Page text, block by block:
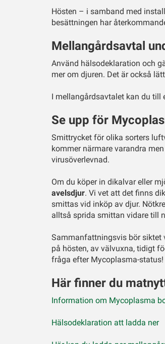
Hösten – i samband med
besättningen har
Mellangårdsavtal
Använd hälsodeklaration och
mer om djuren. Det är också
I mellangårdsavtalet kan du till
Se upp för
Smittrycket för olika sorters
kommer närmare varandra
virusöverlevnad.
Om du köper in dikalvar eller
avelsdjur. Vi vet att det finns
smittas vid inköp av djur.
alltså sprida smittan vidare till
Sammanfattningsvis bör
på hösten, av välvuxna, tidigt
fråga efter Mycoplasma-status!
Här finner du
Information om Mycoplasma
Hälsodeklaration att ladda ner